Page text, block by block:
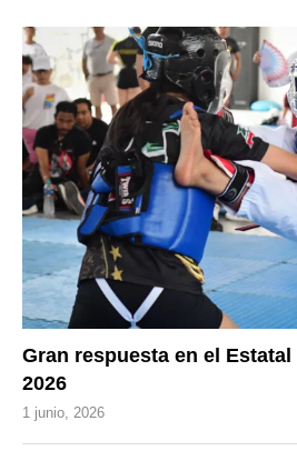
Gran respuesta en el
2026
1 junio, 2026